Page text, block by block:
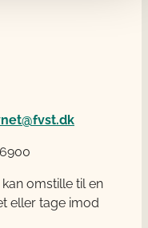
omstille til en
eller tage imod